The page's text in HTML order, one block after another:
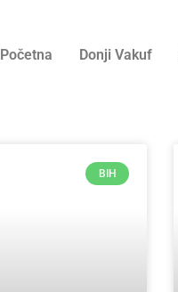
Početna Donji Vakuf
BIH